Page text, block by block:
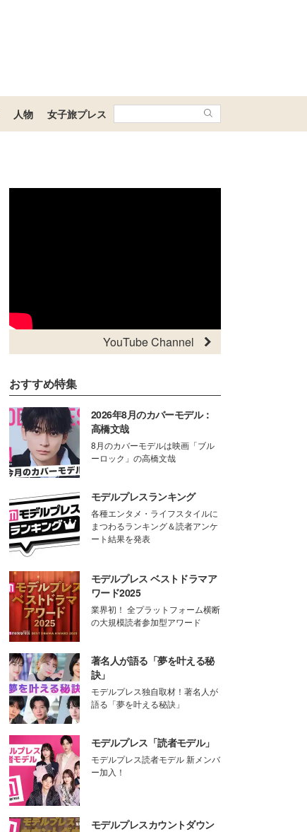
人物 女子旅プレス
YouTube Channel
おすすめ特集
2026年8月のカバーモデル：
高橋文哉
8月のカバーモデルは映画「ブル
ーロック」の高橋文哉
モデルプレスランキング
各種エンタメ・ライフスタイルに
まつわるランキング＆読者アンケ
ート結果を発表
モデルプレス ベストドラマア
ワード2025
業界初！ 全プラットフォーム横断
の大規模読者参加型アワード
著名人が語る「夢を叶える秘
訣」
モデルプレス独自取材！著名人が
語る「夢を叶える秘訣」
モデルプレス「読者モデル」
モデルプレス読者モデル 新メンバ
ー加入！
モデルプレスカウントダウン